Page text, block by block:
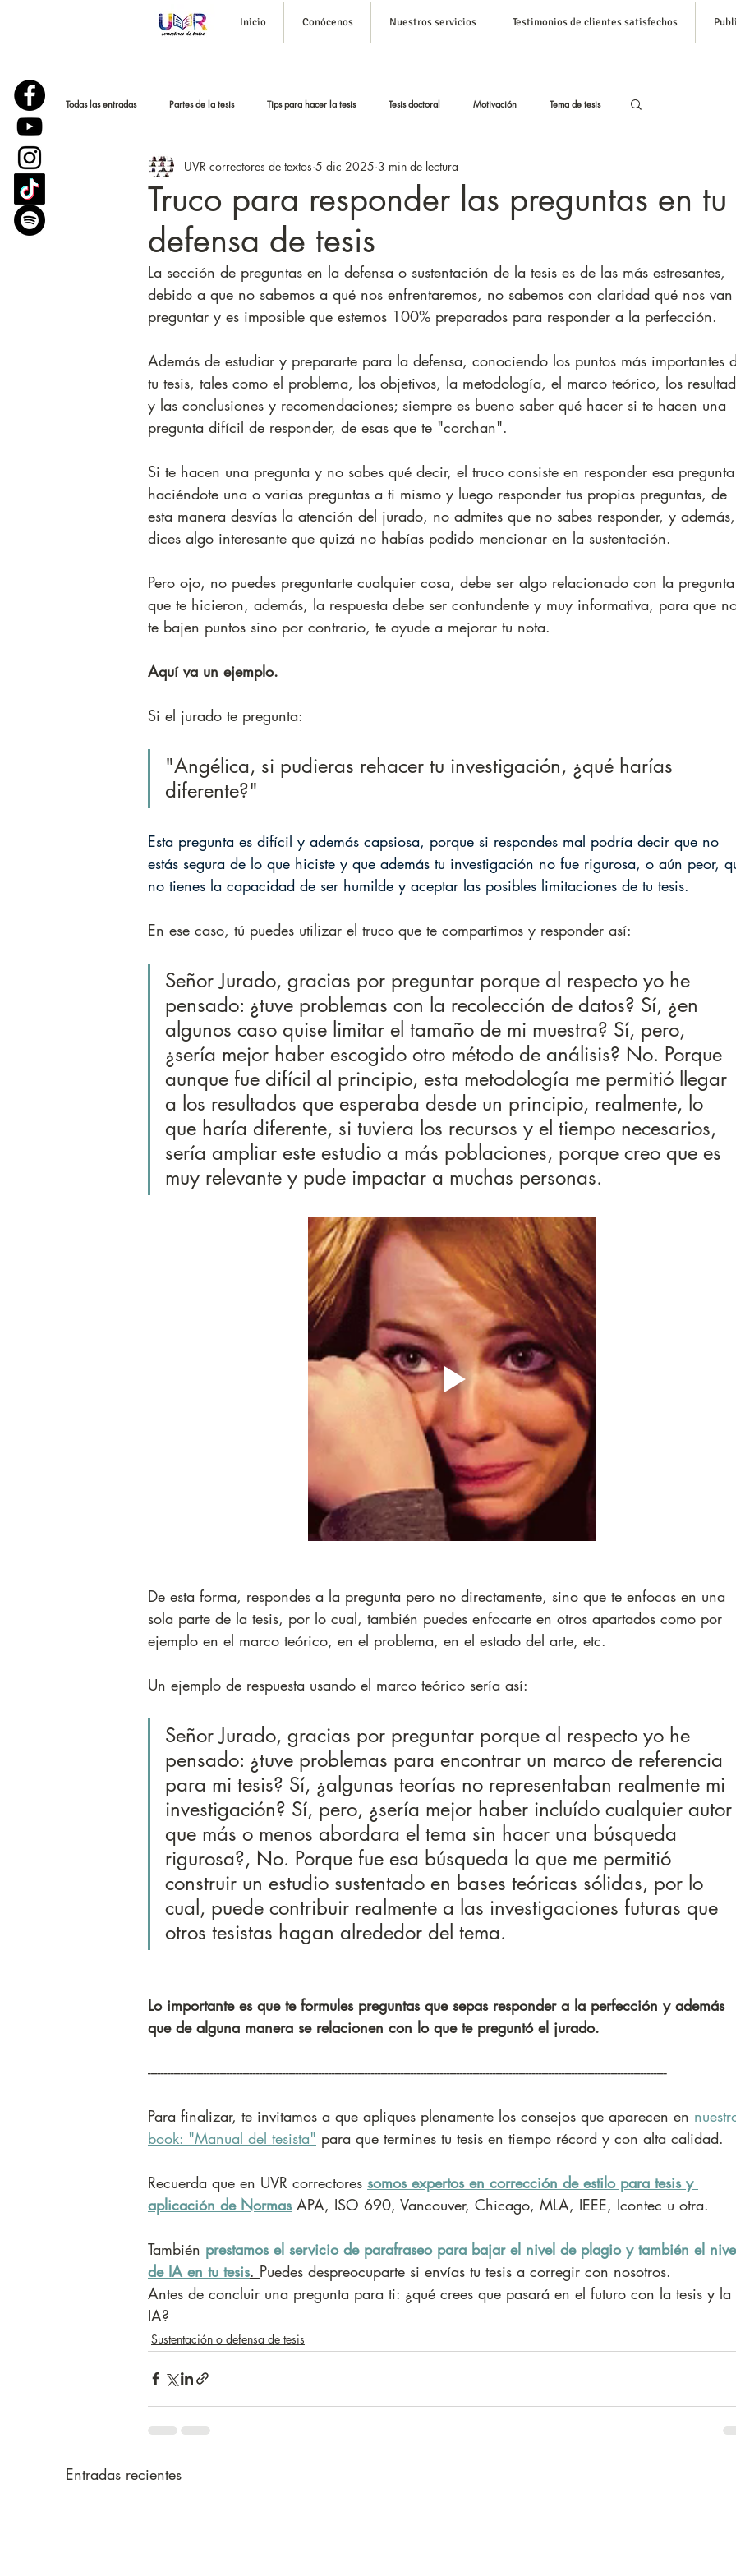
Inicio Conócenos Nuestros servicios Testimonios de clientes satisfechos
Todas las entradas Partes de la tesis Tips para hacer la tesis Tesis doctoral Motivación Tema de tesis
Corrección de estilo Historias reales Podcast para tesistas Tesis con Inteligencia Artificial
Parafraseo y bajar el plagio Sustentación o defensa de tesis
Truco para responder las preguntas en tu
defensa de tesis
UVR correctores de textos 5 dic 2025 3 min de lectura
La sección de preguntas en la defensa o sustentación de la tesis es de las más estresantes,
debido a que no sabemos a qué nos enfrentaremos, no sabemos con claridad qué nos
preguntar y es imposible que estemos 100% preparados para responder a la perfección.
Además de estudiar y prepararte para la defensa, conociendo los puntos más importantes
tu tesis, tales como el problema, los objetivos, la metodología, el marco teórico, los
y las conclusiones y recomendaciones; siempre es bueno saber qué hacer si te hacen una
pregunta difícil de responder, de esas que te "corchan".
Si te hacen una pregunta y no sabes qué decir, el truco consiste en responder esa
haciéndote una o varias preguntas a ti mismo y luego responder tus propias preguntas, de
esta manera desvías la atención del jurado, no admites que no sabes responder, y
dices algo interesante que quizá no habías podido mencionar en la sustentación.
Pero ojo, no puedes preguntarte cualquier cosa, debe ser algo relacionado con la
que te hicieron, además, la respuesta debe ser contundente y muy informativa, para que
te bajen puntos sino por contrario, te ayude a mejorar tu nota.
Aquí va un ejemplo.
Si el jurado te pregunta:
"Angélica, si pudieras rehacer tu investigación, ¿qué harías
diferente?"
Esta pregunta es difícil y además capsiosa, porque si respondes mal podría decir que no
estás segura de lo que hiciste y que además tu investigación no fue rigurosa, o aún peor,
no tienes la capacidad de ser humilde y aceptar las posibles limitaciones de tu tesis.
En ese caso, tú puedes utilizar el truco que te compartimos y responder así:
Señor Jurado, gracias por preguntar porque al respecto yo he
pensado: ¿tuve problemas con la recolección de datos? Sí, ¿en
algunos caso quise limitar el tamaño de mi muestra? Sí, pero,
¿sería mejor haber escogido otro método de análisis? No. Porque
aunque fue difícil al principio, esta metodología me permitió llegar
a los resultados que esperaba desde un principio, realmente, lo
que haría diferente, si tuviera los recursos y el tiempo necesarios,
sería ampliar este estudio a más poblaciones, porque creo que es
muy relevante y pude impactar a muchas personas.
De esta forma, respondes a la pregunta pero no directamente, sino que te enfocas en una
sola parte de la tesis, por lo cual, también puedes enfocarte en otros apartados como por
ejemplo en el marco teórico, en el problema, en el estado del arte, etc.
Un ejemplo de respuesta usando el marco teórico sería así:
Señor Jurado, gracias por preguntar porque al respecto yo he
pensado: ¿tuve problemas para encontrar un marco de referencia
para mi tesis? Sí, ¿algunas teorías no representaban realmente mi
investigación? Sí, pero, ¿sería mejor haber incluído cualquier
que más o menos abordara el tema sin hacer una búsqueda
rigurosa?, No. Porque fue esa búsqueda la que me permitió
construir un estudio sustentado en bases teóricas sólidas, por lo
cual, puede contribuir realmente a las investigaciones futuras que
otros tesistas hagan alrededor del tema.
Lo importante es que te formules preguntas que sepas responder a la perfección y además
que de alguna manera se relacionen con lo que te preguntó el jurado.
--------------------------------------------------------------------------------------------------------------------------------------------------------------
Para finalizar, te invitamos a que apliques plenamente los consejos que aparecen en
book: "Manual del tesista" para que termines tu tesis en tiempo récord y con alta calidad.
Recuerda que en UVR correctores somos expertos en corrección de estilo para tesis y
aplicación de Normas APA, ISO 690, Vancouver, Chicago, MLA, IEEE, Icontec u otra.
También prestamos el servicio de parafraseo para bajar el nivel de plagio y también el
de IA en tu tesis. Puedes despreocuparte si envías tu tesis a corregir con nosotros.
Antes de concluir una pregunta para ti: ¿qué crees que pasará en el futuro con la tesis y la
IA?
Sustentación o defensa de tesis
Entradas recientes